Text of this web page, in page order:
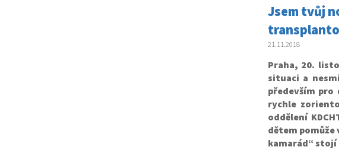
Jsem tvůj
21.11.2018
Praha, 20.
situaci a
především
rychle
oddělení
dětem
kamarád“ stojí